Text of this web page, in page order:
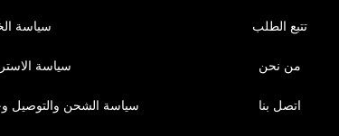
تتبع الطلب
من نحن
اتصل بنا
سياسة
سياسة
سياسة الشحن والتوصيل